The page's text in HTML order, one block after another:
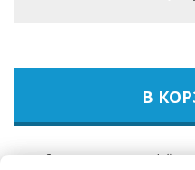
В
Защита от порезов - 1-й